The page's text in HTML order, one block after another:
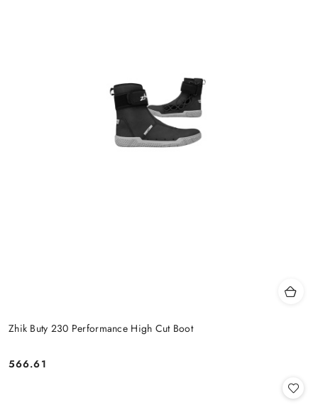
Zhik Buty 230 Performance High Cut Boot
Cena:
566.61